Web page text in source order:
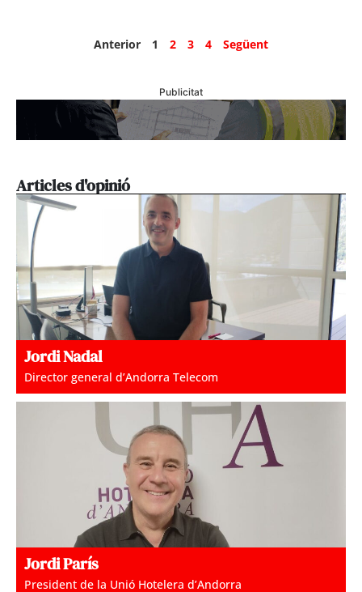
Anterior 1 2 3 4 Següent
Publicitat
Articles d'opinió
Jordi Nadal
Director general d’Andorra Telecom
Jordi París
President de la Unió Hotelera d’Andorra